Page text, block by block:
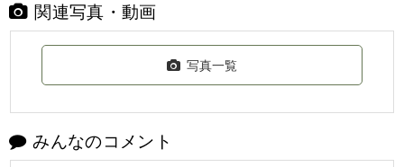
関連写真・動画
写真一覧
みんなのコメント